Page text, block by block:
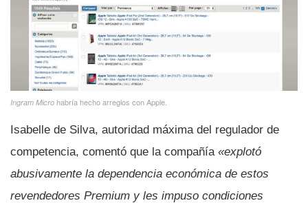
Ingram Micro habrí­a hecho arreglos con Apple.
Isabelle de Silva, autoridad máxima del regulador de
competencia, comentó que la compañí­a «explotó
abusivamente la dependencia económica de estos
revendedores Premium y les impuso condiciones